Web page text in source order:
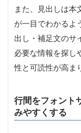
また、見出しは本
が一目でわかるよ
出し・補足文のサ
必要な情報を探し
性と可読性が高ま
行間をフォント
みやすくする